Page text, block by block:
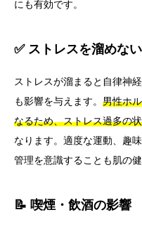
にも有効です。
✅ ストレスを溜めない
ストレスが溜まると自律神
も影響を与えます。 男性ホ
なるため、ストレス過多の
なります。適度な運動、趣
管理を意識することも肌の
📝 喫煙・飲酒の影響